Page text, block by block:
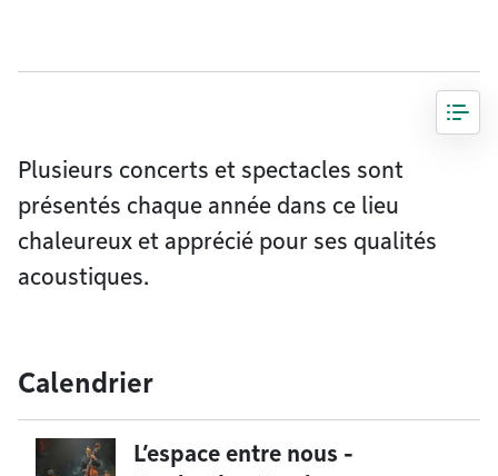
Plusieurs concerts et spectacles sont
présentés chaque année dans ce lieu
chaleureux et apprécié pour ses qualités
acoustiques.
Calendrier
L’espace entre nous -